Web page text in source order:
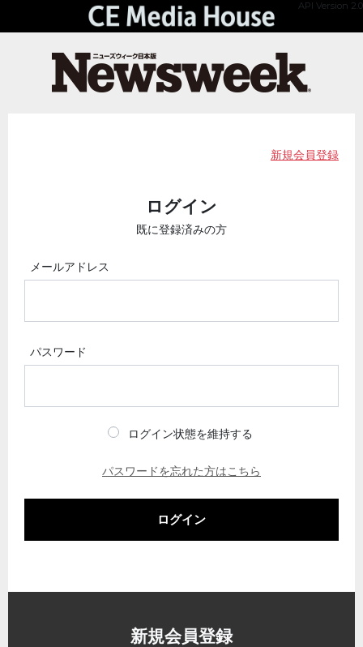
API Version 2.0
新規会員登録
ログイン
既に登録済みの方
メールアドレス
パスワード
ログイン状態を維持する
パスワードを忘れた方はこちら
ログイン
新規会員登録